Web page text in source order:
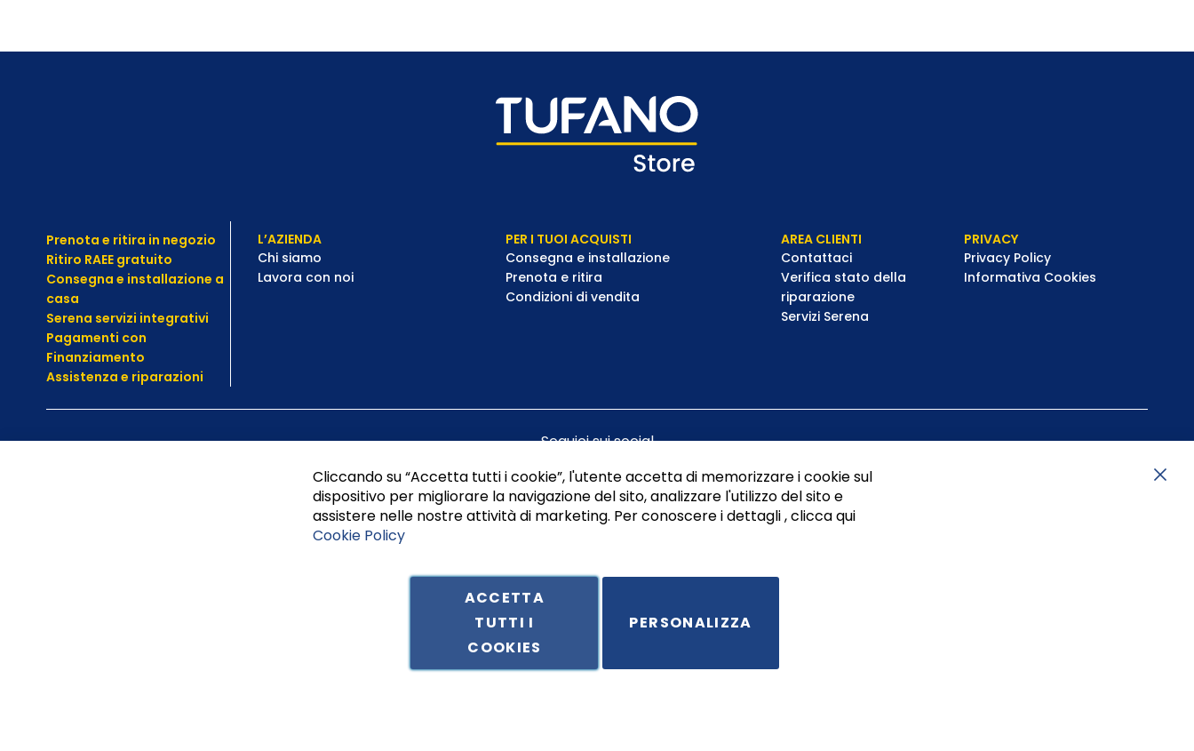
Prenota e ritira in negozio
Ritiro RAEE gratuito
Consegna e installazione a
casa
Serena servizi integrativi
Pagamenti con
Finanziamento
Assistenza e riparazioni
L’AZIENDA
Chi siamo
Lavora con noi
PER I TUOI ACQUISTI
Consegna e installazione
Prenota e ritira
Condizioni di vendita
AREA CLIENTI
Contattaci
Verifica stato della
riparazione
Servizi Serena
PRIVACY
Privacy Policy
Informativa Cookies
Seguici sui social
Tufano Teresa S.r.l’. Cap. Soc. i.v. € 312.000,00 - Sede legale in Via Principe di Piemonte 199, cap. 80026 Casoria (NA) - C.F. 05834470634 - P.I. 01465221214, iscritta alla C.C.I.A.A.
Cliccando su “Accetta tutti i cookie”, l'utente accetta di memorizzare i cookie sul
dispositivo per migliorare la navigazione del sito, analizzare l'utilizzo del sito e
assistere nelle nostre attività di marketing. Per conoscere i dettagli , clicca qui
Cookie Policy
ACCETTA
TUTTI I
COOKIES
PERSONALIZZA